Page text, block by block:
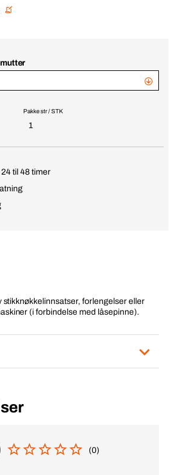
Pakke str / STK
1
til 48 timer
stikknøkkelinnsatser, forlengelser eller
(i forbindelse med låsepinne).
(0)